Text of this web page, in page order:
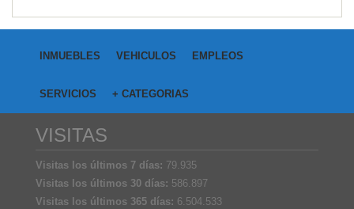
INMUEBLES VEHICULOS EMPLEOS
SERVICIOS + CATEGORIAS
VISITAS
Visitas los últimos 7 días: 79.935
Visitas los últimos 30 días: 586.897
Visitas los últimos 365 días: 6.504.533